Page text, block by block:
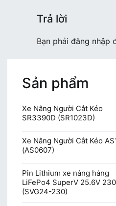
Trả lời
Bạn phải đăng nhập
Sản phẩm
Xe Nâng Người Cắt Kéo
SR3390D (SR1023D)
Xe Nâng Người Cắt Kéo
(AS0607)
Pin Lithium xe nâng hàng
LiFePo4 SuperV 25.6V
(SVG24-230)